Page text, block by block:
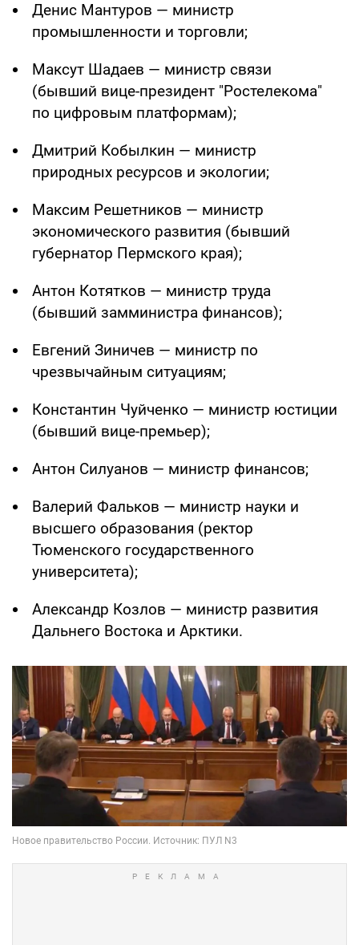
Денис Мантуров — министр
промышленности и торговли;
Максут Шадаев — министр связи
(бывший вице-президент "Ростелекома"
по цифровым платформам);
Дмитрий Кобылкин — министр
природных ресурсов и экологии;
Максим Решетников — министр
экономического развития (бывший
губернатор Пермского края);
Антон Котятков — министр труда
(бывший замминистра финансов);
Евгений Зиничев — министр по
чрезвычайным ситуациям;
Константин Чуйченко — министр юстиции
(бывший вице-премьер);
Антон Силуанов — министр финансов;
Валерий Фальков — министр науки и
высшего образования (ректор
Тюменского государственного
университета);
Александр Козлов — министр развития
Дальнего Востока и Арктики.